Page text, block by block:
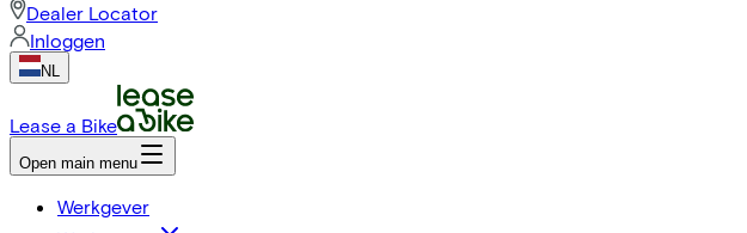
Dealer Locator
Inloggen
NL
Lease a Bike
Open main menu
Werkgever